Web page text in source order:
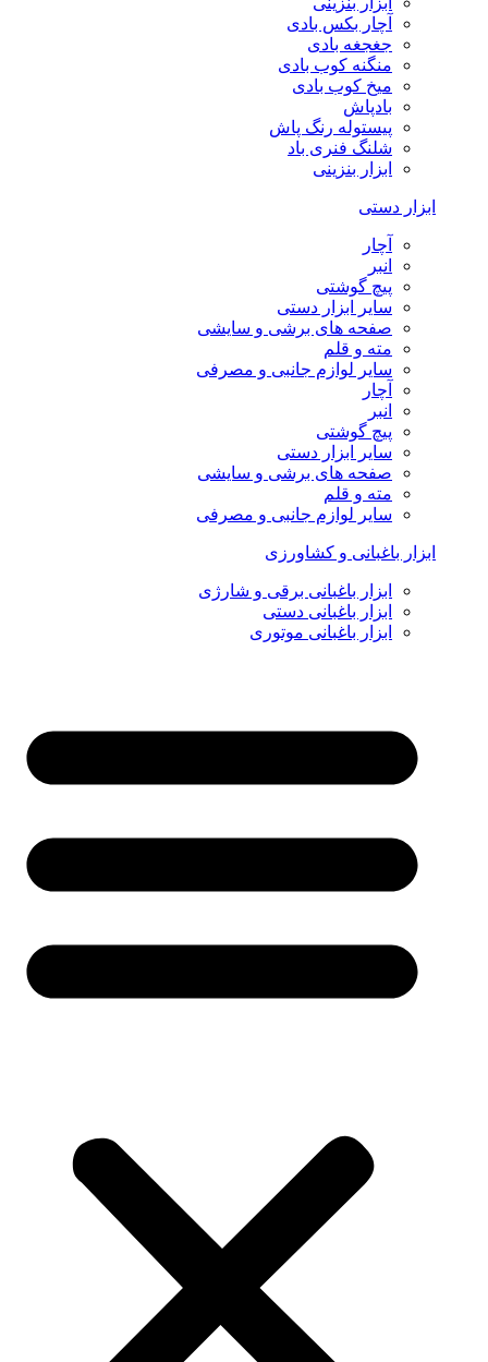
آچار بکس بادی
جغجغه بادی
منگنه کوب بادی
میخ کوب بادی
بادپاش
پیستوله رنگ پاش
شلنگ فنری باد
ابزار بنزینی
ابزار دستی
آچار
انبر
پیچ گوشتی
سایر ابزار دستی
صفحه های برشی و سایشی
مته و قلم
سایر لوازم جانبی و مصرفی
آچار
انبر
پیچ گوشتی
سایر ابزار دستی
صفحه های برشی و سایشی
مته و قلم
سایر لوازم جانبی و مصرفی
ابزار باغبانی و کشاورزی
ابزار باغبانی برقی و شارژی
ابزار باغبانی دستی
ابزار باغبانی موتوری